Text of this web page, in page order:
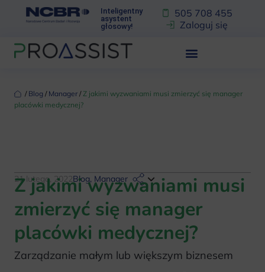
Inteligentny
asystent
głosowy!
505 708 455
Zaloguj się
‏‏‎ ‎/‏‏‎ ‎ Blog ‏‏‎ ‎/‏‏‎ ‎ Manager ‏‏‎ ‎/‏‏‎ ‎Z jakimi wyzwaniami musi zmierzyć się manager
placówki medycznej?
21 lutego, 2022Blog, Manager
Z jakimi wyzwaniami musi
zmierzyć się manager
placówki medycznej?
Zarządzanie małym lub większym biznesem